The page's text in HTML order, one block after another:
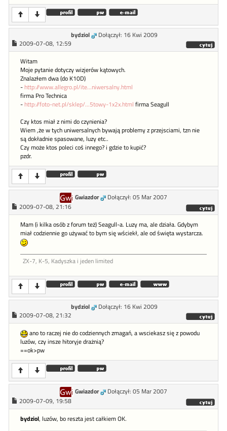
bydziol
Dołączył: 16 Kwi 2009
2009-07-08, 12:59
Witam
Moje pytanie dotyczy wizjerów kątowych.
Znalazłem dwa (do K10D)
- http://www.allegro.pl/ite...niwersalny.html
firma Pro Technica
- http://foto-net.pl/sklep/...5towy-1x2x.html firma Seagull
Czy ktos miał z nimi do czynienia?
Wiem ,że w tych uniwersalnych bywają problemy z przejsciami, tzn nie
są dokładnie spasowane, luzy etc..
Czy może ktos poleci coś innego? i gdzie to kupić?
pzdr.
Gwiazdor
Dołączył: 05 Mar 2007
2009-07-08, 21:16
Mam (i kilka osób z forum też) Seagull-a. Luzy ma, ale działa. Gdybym
miał codziennie go używać to bym się wściekł, ale od święta wystarcza.
ZX-7, K-5, Kadyszka i jeden limited
bydziol
Dołączył: 16 Kwi 2009
2009-07-08, 21:32
ano to raczej nie do codziennych zmagań, a wsciekasz się z powodu
luzów, czy insze hitoryje drażnią?
==ok>pw
Gwiazdor
Dołączył: 05 Mar 2007
2009-07-09, 19:58
bydziol, luzów, bo reszta jest całkiem OK.